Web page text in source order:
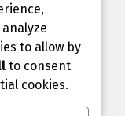
produto ou
to allow by
to consent
cookies.